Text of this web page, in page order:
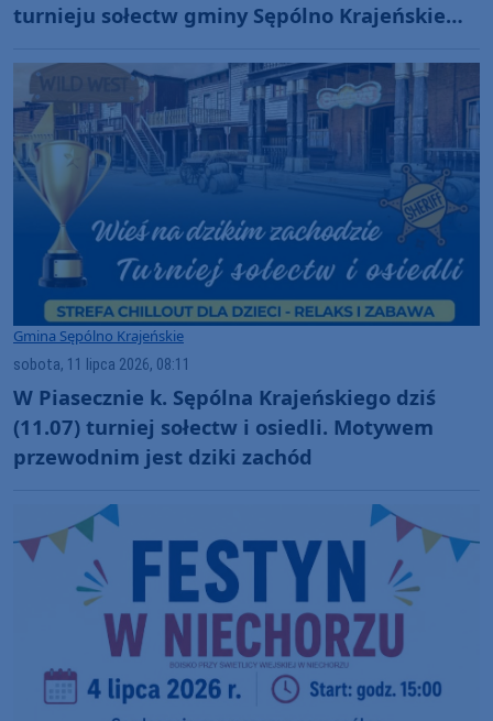
turnieju sołectw gminy Sępólno Krajeńskie
Gmina Sępólno Krajeńskie
sobota, 11 lipca 2026, 08:11
W Piasecznie k. Sępólna Krajeńskiego dziś
(11.07) turniej sołectw i osiedli. Motywem
przewodnim jest dziki zachód